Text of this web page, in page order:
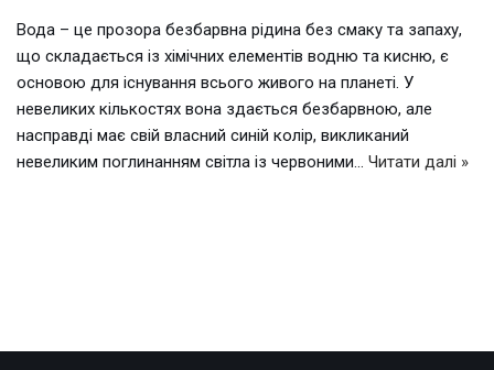
Вода – це прозора безбарвна рідина без смаку та запаху,
що складається із хімічних елементів водню та кисню, є
основою для існування всього живого на планеті. У
невеликих кількостях вона здається безбарвною, але
насправді має свій власний синій колір, викликаний
невеликим поглинанням світла із червоними… Читати далі »